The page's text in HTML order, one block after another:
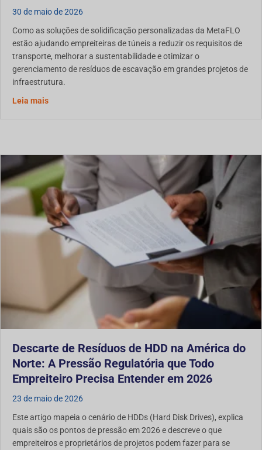
30 de maio de 2026
Como as soluções de solidificação personalizadas da MetaFLO
estão ajudando empreiteiras de túneis a reduzir os requisitos de
transporte, melhorar a sustentabilidade e otimizar o
gerenciamento de resíduos de escavação em grandes projetos de
infraestrutura.
Leia maisGerenciamento de Detritos de Túnel: Lições
Descarte de Resíduos de HDD na América do
Norte: A Pressão Regulatória que Todo
Empreiteiro Precisa Entender em 2026
23 de maio de 2026
Este artigo mapeia o cenário de HDDs (Hard Disk Drives), explica
quais são os pontos de pressão em 2026 e descreve o que
empreiteiros e proprietários de projetos podem fazer para se